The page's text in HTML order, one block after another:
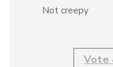
Not creepy
Vote